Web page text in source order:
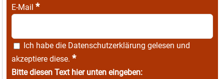
E-Mail *
Ich habe die Datenschutzerklärung gelesen und
akzeptiere diese. *
Bitte diesen Text hier unten eingeben: